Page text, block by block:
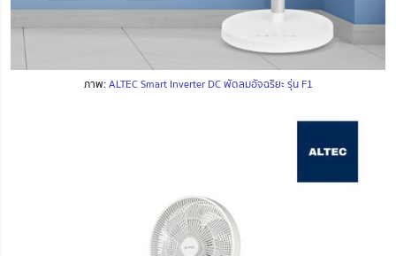
ภาพ:ALTEC Smart Inverter DC พัดลมอัจฉริยะ รุ่น F1